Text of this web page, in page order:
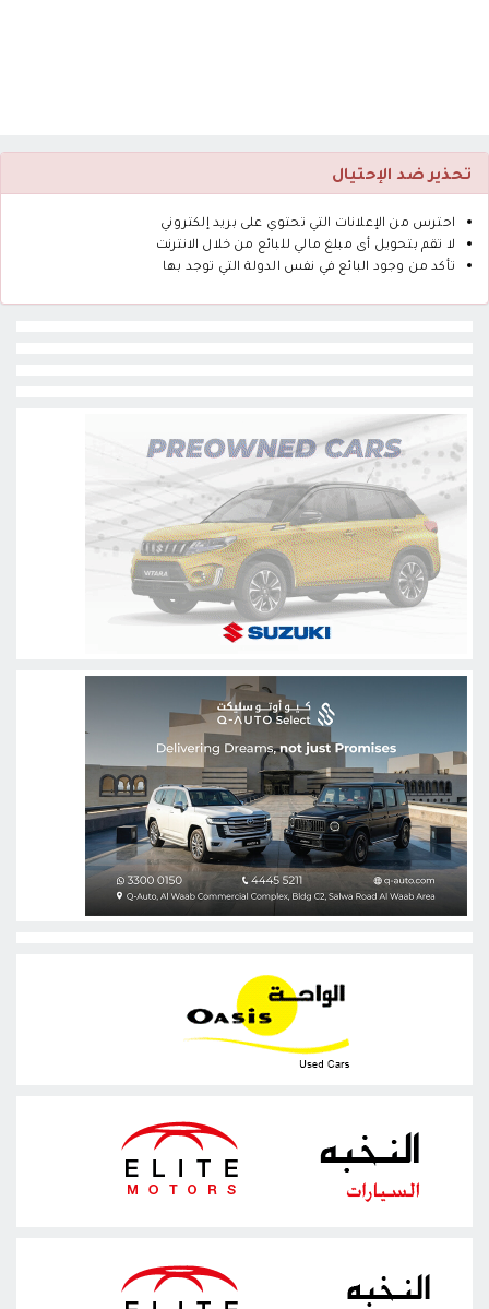
تحذير ضد الإحتيال
احترس من الإعلانات التي تحتوي على بريد إلكتروني
لا تقم بتحويل أى مبلغ مالي للبائع من خلال الانترنت
تأكد من وجود البائع في نفس الدولة التي توجد بها